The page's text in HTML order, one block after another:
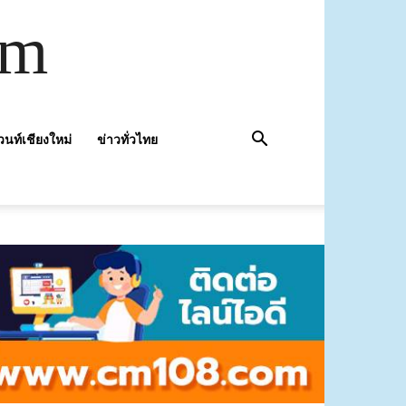
นท์เชียงใหม่ ข่าวทั่วไทย